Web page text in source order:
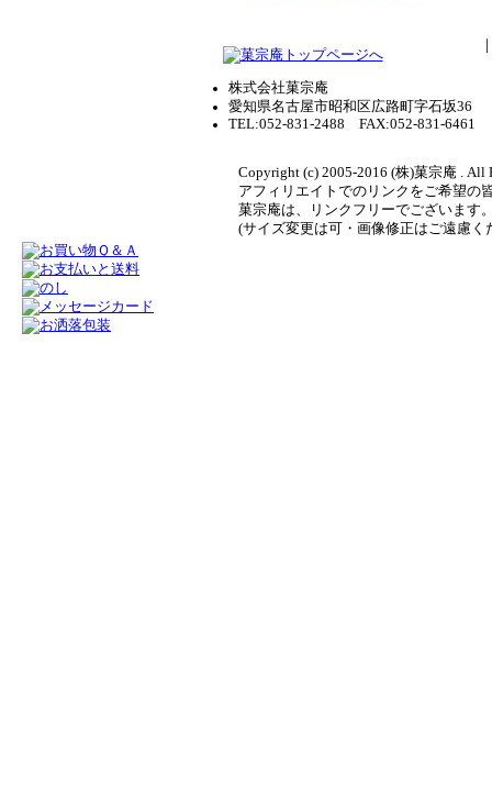
株式会社菓宗庵
愛知県名古屋市昭和区広路町字石坂36
TEL:052-831-2488 FAX:052-831-6461
Copyright (c) 2005-2016 (株)菓宗庵 . All
アフィリエイトでのリンクをご希望の
菓宗庵は、リンクフリーでございます
(サイズ変更は可・画像修正はご遠慮